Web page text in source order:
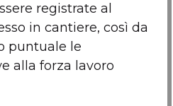
registrate al
in cantiere, così da
puntuale le
alla forza lavoro